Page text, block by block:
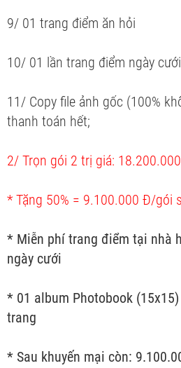
9/ 01 trang điểm ăn hỏi
10/ 01 lần trang điểm ngày cưới
11/ Copy file ảnh gốc (100%
thanh toán hết;
2/ Trọn gói 2 trị giá:
* Tặng 50% = 9.100.000 Đ/gói
* Miễn phí trang điểm tại nhà
ngày cưới
* 01 album Photobook
trang
* Sau khuyến mại còn: